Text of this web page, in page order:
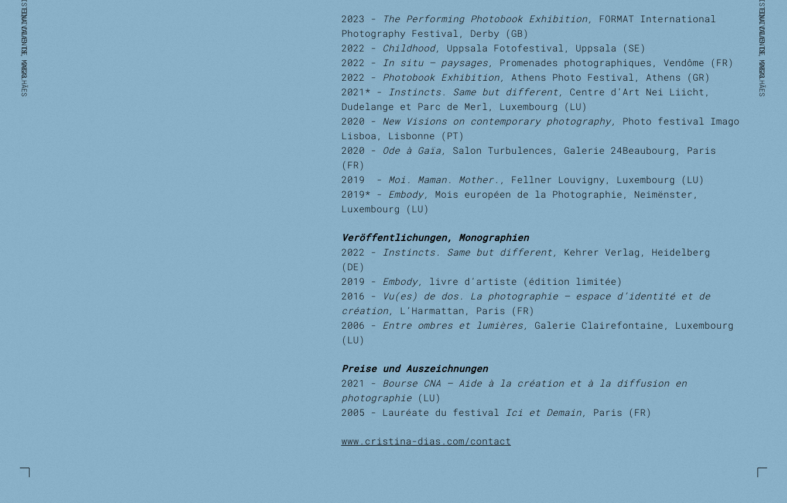
2023 - The Performing Photobook Exhibition, FORMAT International
Photography Festival, Derby (GB)
2022 -
Childhood, Uppsala Fotofestival, Uppsala (SE)
2022 -
In situ – paysages, Promenades photographiques, Vendôme (FR)
2022 -
Photobook Exhibition, Athens Photo Festival, Athens (GR)
2021* -
Instincts. Same but different, Centre d’Art Nei Liicht,
Dudelange et Parc de Merl, Luxembourg (LU)
2020 - New Visions on contemporary photography, Photo festival Imago
Lisboa, Lisbonne (PT)
2020 -
Ode à Gaïa, Salon Turbulences, Galerie 24Beaubourg, Paris
(FR)
2019 - Moi. Maman. Mother., Fellner Louvigny, Luxembourg (LU)
2019* -
Embody, Mois européen de la Photographie, Neimënster,
Luxembourg (LU)
Veröffentlichungen, Monographien
2022 -
Instincts. Same but different, Kehrer Verlag, Heidelberg
(DE)
2019 -
Embody, livre d’artiste (édition limitée)
2016 -
Vu(es) de dos. La photographie – espace d’identité et de
création, L’Harmattan, Paris (FR)
2006 -
Entre ombres et lumières, Galerie Clairefontaine, Luxembourg
(LU)
Preise und Auszeichnungen
2021 - Bourse CNA – Aide à la création et à la diffusion en
photographie
(LU)
2005 - Lauréate du festival
Ici et Demain, Paris (FR)
www.cristina-dias.com/contact